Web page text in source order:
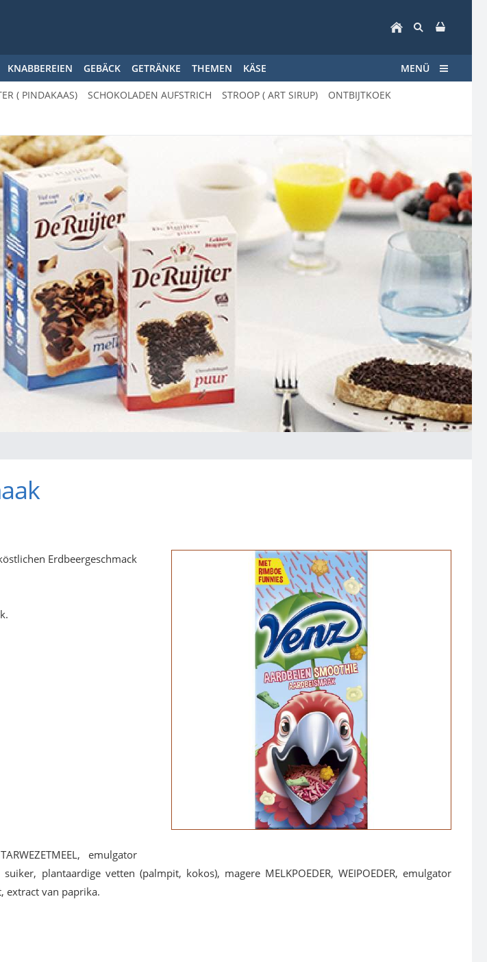
KNABBEREIEN GEBÄCK GETRÄNKE THEMEN KÄSE MENÜ
( PINDAKAAS) SCHOKOLADEN AUFSTRICH STROOP ( ART SIRUP) ONTBIJTKOEK
Erdbeergeschmack
emulgator
plantaardige vetten (palmpit, kokos), magere MELKPOEDER, WEIPOEDER, emulgator
extract van paprika.